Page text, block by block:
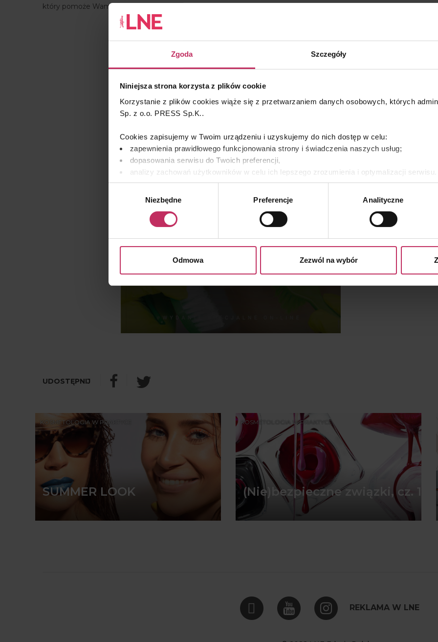
Zgoda Szczegóły
Niniejsza strona korzysta z plików cookie
Korzystanie z plików cookies wiąże się z przetwarzaniem danych osobowych, których
Sp. z o.o. PRESS Sp.K..
Cookies zapisujemy w Twoim urządzeniu i uzyskujemy do nich dostęp w celu:
zapewnienia prawidłowego funkcjonowania strony i świadczenia naszych usług;
dopasowania serwisu do Twoich preferencji,
analizy zachowań użytkowników w celu ich lepszego zrozumienia i optymalizacji
remarketingowym, czyli wyświetlania Ci naszych reklam na innych stronach.
osobowych, w tym o sposobie, w jaki my i nasi partnerzy używamy plików cookies oraz
Niezbędne Preferencje Analityczne
Odmowa Zezwól na wybór
który pomoże Wam odświeżyć peelingową ofertę i w pełni wykorzystać potencjał tych zabiegów!
KOSMETOLOGIA W PRAKTYCE
SUMMER LOOK
KOSMETOLOGIA W PRAKTYCE
(Nie)bezpieczne związki, cz. 1
REKLAMA W LNE